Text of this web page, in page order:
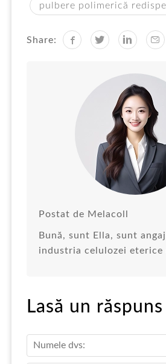
pulbere polimerică
Share:
Postat de Melacoll
Bună, sunt Ella, sunt
industria celulozei eterice
Lasă un răspuns